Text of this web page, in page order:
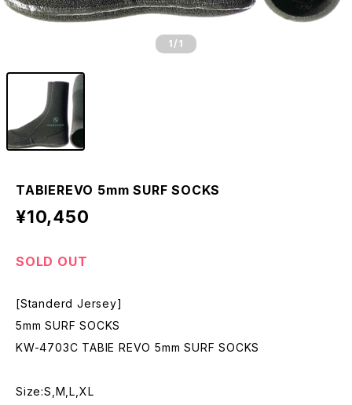
1 /1
TABIEREVO 5mm SURF SOCKS
¥10,450
SOLD OUT
[Standerd Jersey]
5mm SURF SOCKS
KW-4703C TABIE REVO 5mm SURF SOCKS
Size:S,M,L,XL